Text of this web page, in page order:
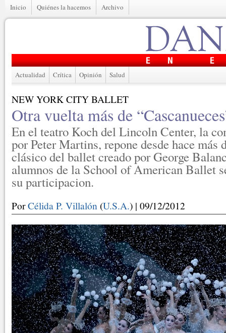
Inicio Quiénes la hacemos Archivo
Actualidad Crítica Opinión Salud
NEW YORK CITY BALLET
Otra vuelta más de
En el teatro Koch del Lincoln Center, la
por Peter Martins, repone desde hace más
clásico del ballet creado por George
alumnos de la School of American Ballet
su participacion.
PorCélida P. Villalón (U.S.A.) | 09/12/2012